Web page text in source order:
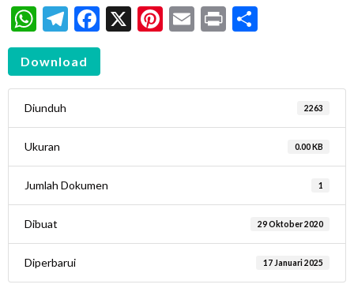
WhatsApp
Telegram
Facebook
X Pinterest
Email
Print
Download
Diunduh 2263
Ukuran 0.00 KB
Jumlah Dokumen 1
Dibuat 29 Oktober 2020
Diperbarui 17 Januari 2025